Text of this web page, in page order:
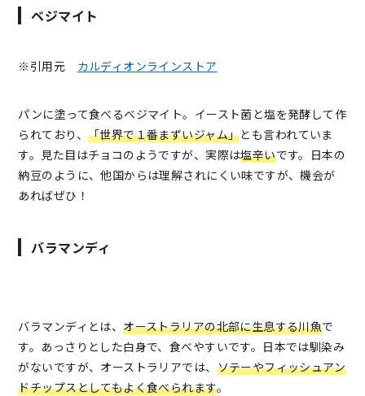
ベジマイト
※引用元 カルディオンラインストア
パンに塗って食べるベジマイト。イースト菌と塩を発酵して作
られており、 「世界で１番まずいジャム」とも言われていま
す。見た目はチョコのようですが、実際は塩辛いです。日本の
納豆のように、他国からは理解されにくい味ですが、機会が
あればぜひ！
バラマンディ
バラマンディとは、オーストラリアの北部に生息する川魚で
す。あっさりとした白身で、食べやすいです。日本では馴染み
がないですが、オーストラリアでは、 ソテーやフィッシュアン
ドチップスとしてもよく食べられます。